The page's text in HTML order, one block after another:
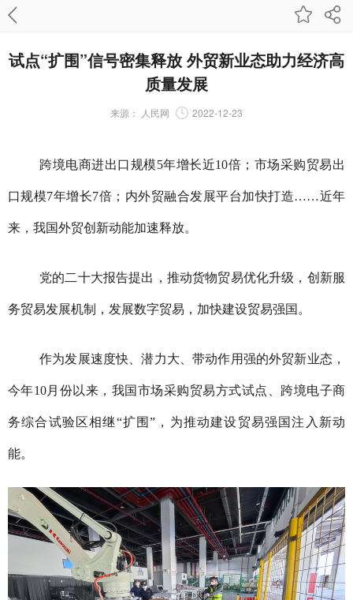
试点“扩围”信号密集释放 外贸新业态助力经济高
质量发展
来源： 人民网 2022-12-23
跨境电商进出口规模5年增长近10倍；市场采购贸易出
口规模7年增长7倍；内外贸融合发展平台加快打造……近年
来，我国外贸创新动能加速释放。
党的二十大报告提出，推动货物贸易优化升级，创新服
务贸易发展机制，发展数字贸易，加快建设贸易强国。
作为发展速度快、潜力大、带动作用强的外贸新业态，
今年10月份以来，我国市场采购贸易方式试点、跨境电子商
务综合试验区相继“扩围”，为推动建设贸易强国注入新动
能。